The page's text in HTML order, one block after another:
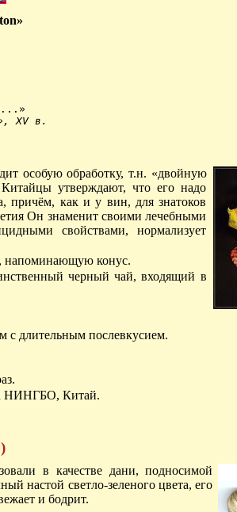
XV в.
особую обработку, т.н. «двойную
утверждают, что его надо
причём, как и у вин, для знатоков
Он знаменит своими лечебными
свойствами, нормализует
напоминающую конус.
черный чай, входящий в
длительным послевкусием.
НИНГБО, Китай.
в качестве дани, подносимой
настой светло-зеленого цвета, его
и бодрит.